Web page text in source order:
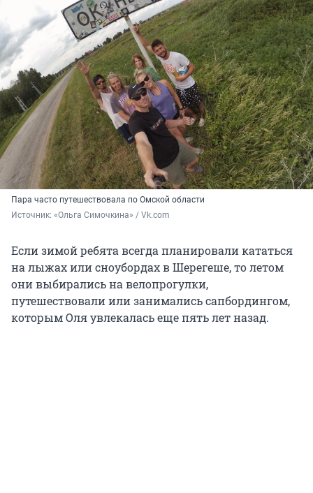
Пара часто путешествовала по Омской области
Источник: «Ольга Симочкина» / Vk.com
Если зимой ребята всегда планировали кататься
на лыжах или сноубордах в Шерегеше, то летом
они выбирались на велопрогулки,
путешествовали или занимались сапбордингом,
которым Оля увлекалась еще пять лет назад.